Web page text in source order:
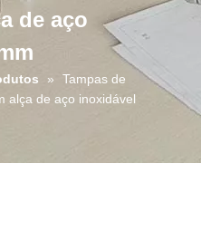
de aço
»
Tampas de
alça de aço inoxidável